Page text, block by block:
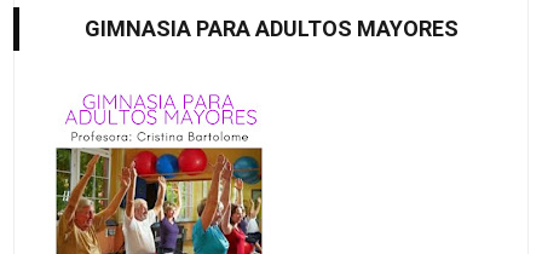
GIMNASIA PARA ADULTOS MAYORES